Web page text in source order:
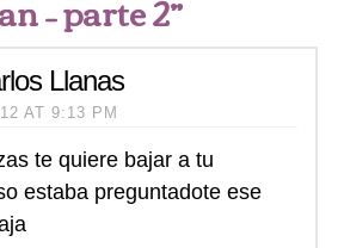
Llanas
AT 9:13 PM
te quiere bajar a tu
estaba preguntadote ese